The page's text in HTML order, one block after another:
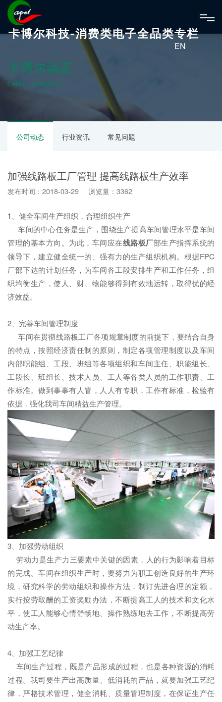
卡博尔科技-消费类电子全品类专栏
EN
卡博尔动态
CABOL DYNAMICS
公司动态 行业资讯 常见问题
加强线路板工厂管理 提高线路板生产效率
发布时间：2018-03-29 浏览量：3362
1、健全车间生产组织，合理组织生产
车间的中心任务是生产，围绕生产提高车间管理水平是车间
管理的基本方向。为此，车间应在线路板厂部生产指挥系统的
领导下，建立健全统一的、强有力的生产组织机构。根据FPC
厂部下达的计划任务，为车间各工段安排生产和工作任务，组
织均衡生产，使人、财、物能够得到有效地运转，取得优的经
济效益。
2、完善车间管理制度
车间在贯彻线路板工厂各项规章制度的前提下，要结合自身
的特点，按照经济责任制的原则，制定各项管理制度以及车间
内部职能组、工段、班组等各项组织和车间主任、职能组长、
工段长、班组长、技术人员、工人等各类人员的工作职责、工
作标准。做到事事有人管，人人有专职，工作有标准，检验有
依据，强化我司车间精益生产管理。
3、加强劳动组织
劳动力是生产力三要素中关键的因素，人的行为影响着目标
的完成。车间在组织生产时，要努力为职工创造良好的生产环
境，研究科学的劳动组织和操作方法，制订先进合理的定额，
实行按劳取酬的工资奖励办法，不断提高工人的技术和文化水
平，使工人能够心情舒畅地、操作熟练地去工作，不断提高劳
动生产率。
4、加强工艺纪律
车间生产过程，既是产品形成的过程，也是各种资源的消耗
过程。我司要生产出高质量、低消耗的产品，就要加强工艺纪
律，严格技术管理，健全消耗、质量管理制度，在保证生产任